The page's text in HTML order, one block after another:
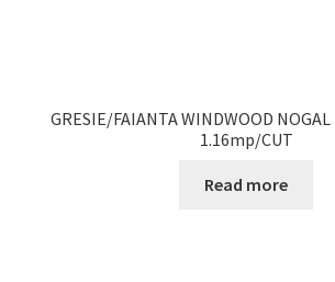
GRESIE/FAIANTA WINDWOOD
1.16mp/CUT
Read more